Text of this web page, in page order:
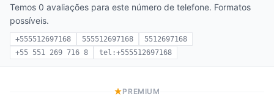
Temos 0 avaliações para este número de telefone. Formatos
possíveis.
+555512697168 555512697168
5512697168
+55 551 269 716 8
tel:+555512697168
PREMIUM